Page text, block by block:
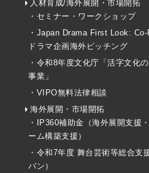
人材育成/海外展開・市場開拓
・セミナー・ワークショップ
・Japan Drama First Look:
ドラマ企画海外ピッチング
・令和8年度文化庁「活字文化
事業」
・VIPO無料法律相談
海外展開・市場開拓
・IP360補助金（海外展開支援
ーム構築支援）
・令和7年度 舞台芸術等総合支
バン）